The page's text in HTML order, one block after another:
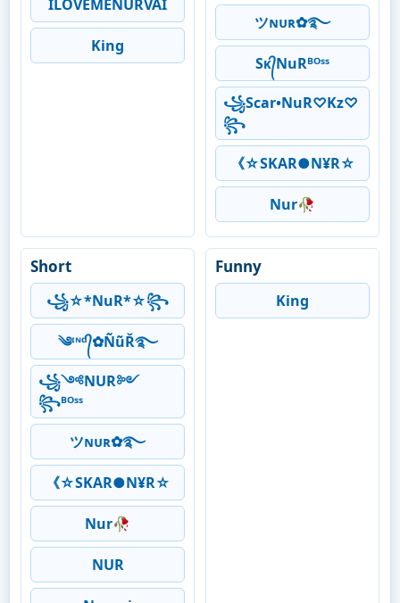
ILOVEMENURVAI
King
ツɴᴜʀ✿࿐
Sᴋ᭄NuRᴮᴼˢˢ
꧁Scar•NuR♡Kz♡
꧂
《☆SKAR●N¥R☆
Nur🥀
Short
꧁☆*NuR*☆꧂
༄ᶦᶰᵈ᭄✿ÑũŘ࿐
︎꧁༺NUR༻
꧂ᴮᴼˢˢ
ツɴᴜʀ✿࿐
《☆SKAR●N¥R☆
Nur🥀
NUR
Funny
King